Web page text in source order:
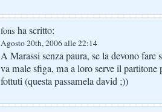
fons ha scritto:
Agosto 20th, 2006 alle 22:14
A Marassi senza paura, se la devono fare
va male sfiga, ma a loro serve il partitone
fottuti (questa passamela david ;))